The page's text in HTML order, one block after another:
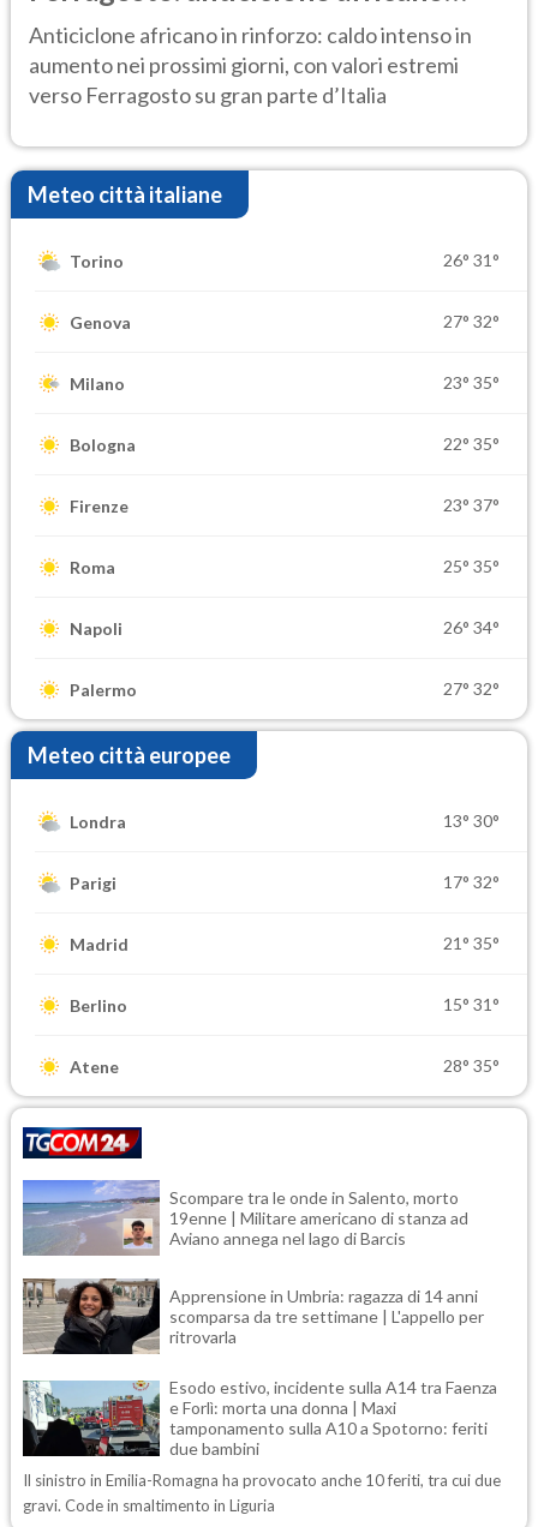
ancora protagonista
Anticiclone africano in rinforzo: caldo intenso in
aumento nei prossimi giorni, con valori estremi
verso Ferragosto su gran parte d’Italia
Meteo città italiane
Torino 26° 31°
Genova 27° 32°
Milano 23° 35°
Bologna 22° 35°
Firenze 23° 37°
Roma 25° 35°
Napoli 26° 34°
Palermo 27° 32°
Meteo città europee
Londra 13° 30°
Parigi 17° 32°
Madrid 21° 35°
Berlino 15° 31°
Atene 28° 35°
Scompare tra le onde in Salento, morto
19enne | Militare americano di stanza ad
Aviano annega nel lago di Barcis
Apprensione in Umbria: ragazza di 14 anni
scomparsa da tre settimane | L'appello per
ritrovarla
Esodo estivo, incidente sulla A14 tra Faenza
e Forlì: morta una donna | Maxi
tamponamento sulla A10 a Spotorno: feriti
due bambini
Il sinistro in Emilia-Romagna ha provocato anche 10 feriti, tra cui due
gravi. Code in smaltimento in Liguria